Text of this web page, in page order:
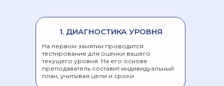
1. ДИАГНОСТИКА УРОВНЯ
На первом занятии проводится
тестирование для оценки вашего
текущего уровня. На его основе
преподаватель составит индивидуальный
план, учитывая цели и сроки.